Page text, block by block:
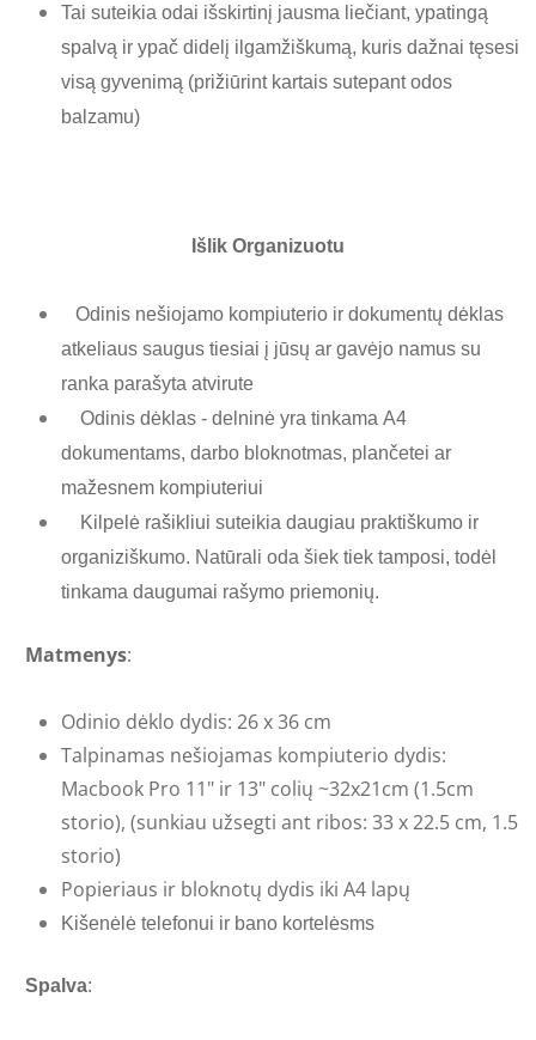
Tai suteikia odai išskirtinį jausma liečiant, ypatingą
spalvą ir ypač didelį ilgamžiškumą, kuris dažnai tęsesi
visą gyvenimą (prižiūrint kartais sutepant odos
balzamu)
Išlik Organizuotu
Odinis nešiojamo kompiuterio ir dokumentų dėklas
atkeliaus saugus tiesiai į jūsų ar gavėjo namus su
ranka parašyta atvirute
Odinis dėklas - delninė yra tinkama A4
dokumentams, darbo bloknotmas, plančetei ar
mažesnem kompiuteriui
Kilpelė rašikliui suteikia daugiau praktiškumo ir
organiziškumo. Natūrali oda šiek tiek tamposi, todėl
tinkama daugumai rašymo priemonių.
Matmenys:
Odinio dėklo dydis: 26 x 36 cm
Talpinamas nešiojamas kompiuterio dydis:
Macbook Pro 11" ir 13" colių ~32x21cm (1.5cm
storio), (sunkiau užsegti ant ribos: 33 x 22.5 cm, 1.5
storio)
Popieriaus ir bloknotų dydis iki A4 lapų
Kišenėlė telefonui ir bano kortelėsms
​Spalva: